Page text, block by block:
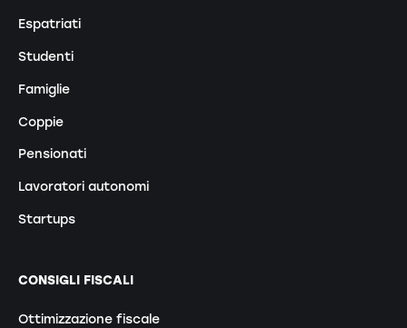
Espatriati
Studenti
Famiglie
Coppie
Pensionati
Lavoratori autonomi
Startups
CONSIGLI FISCALI
Ottimizzazione fiscale